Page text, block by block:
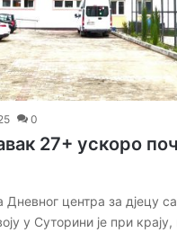
0
27+ ускоро
Дневног центра за дјецу
у Суторини је при